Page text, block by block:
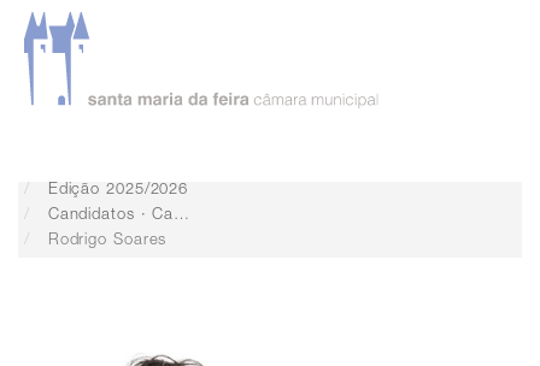
Serviços
Edição 2025/2026
Candidatos · Campanha Eleitoral
Rodrigo Soares